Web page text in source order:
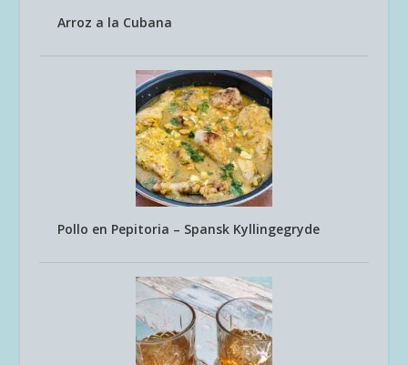
Arroz a la Cubana
Pollo en Pepitoria – Spansk Kyllingegryde